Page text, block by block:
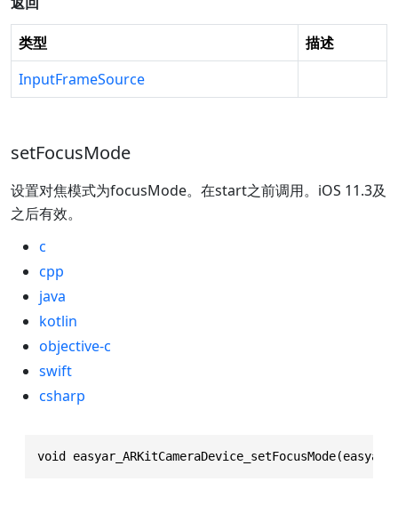
类型
描述
InputFrameSource
setFocusMode
设置对焦模式为focusMode。在start之前调用。iOS 11.3及
之后有效。
c
cpp
java
kotlin
objective-c
swift
csharp
void